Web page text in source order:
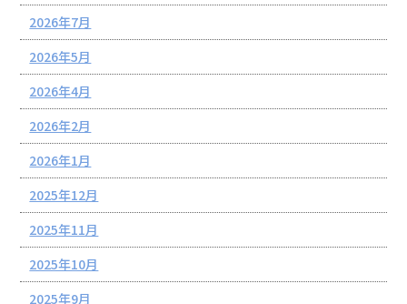
2026年7月
2026年5月
2026年4月
2026年2月
2026年1月
2025年12月
2025年11月
2025年10月
2025年9月